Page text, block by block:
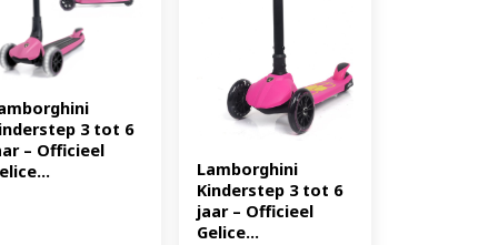
besturing maken het
Daarnaast zorgt de LED-
maakt het de step uniek ten
Specificaties Merk:
wielen: 3 Verlichting: LED
verlichting
Gebruik: Buiten Doelgroep:
buitenspelen Beginnende
Dagelijks gebruik (EAN:
3 tot 6
– Officieel
Lamborghini
Kinderstep 3 tot 6
jaar – Officieel
Gelice...